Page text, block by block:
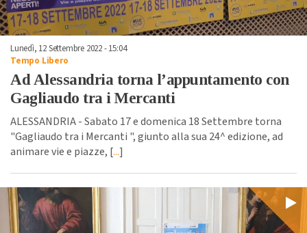
Lunedì, 12 Settembre 2022 - 15:04
Tempo Libero
Ad Alessandria torna l’appuntamento con
Gagliaudo tra i Mercanti
ALESSANDRIA - Sabato 17 e domenica 18 Settembre torna
"Gagliaudo tra i Mercanti ", giunto alla sua 24^ edizione, ad
animare vie e piazze, [...]